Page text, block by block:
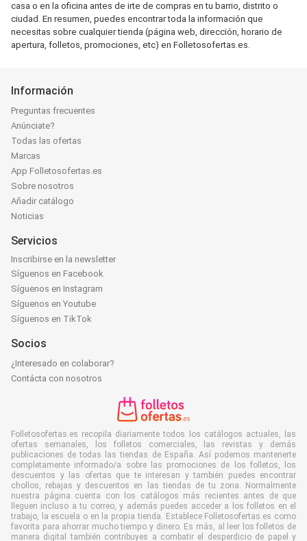
casa o en la oficina antes de irte de compras en tu barrio, distrito o
ciudad. En resumen, puedes encontrar toda la información que
necesitas sobre cualquier tienda (página web, dirección, horario de
apertura, folletos, promociones, etc) en Folletosofertas.es.
Información
Preguntas frecuentes
Anúnciate?
Todas las ofertas
Marcas
App Folletosofertas.es
Sobre nosotros
Añadir catálogo
Noticias
Servicios
Inscribirse en la newsletter
Síguenos en Facebook
Síguenos en Instagram
Síguenos en Youtube
Síguenos en TikTok
Socios
¿Interesado en colaborar?
Contácta con nosotros
Folletosofertas.es recopila diariamente todos los catálogos actuales, las
ofertas semanales, los folletos comerciales, las revistas y demás
publicaciones de todas las tiendas de España. Así podemos mantenerte
completamente informado/a sobre las promociones de los folletos, los
descuentos y las ofertas que te interesan y también puedes encontrar
chollos, rebajas y descuentos en las tiendas de tu zona. Normalmente
nuestra página cuenta con los catálogos más recientes antes de que
lleguen incluso a tu correo, y además puedes acceder a los folletos en el
trabajo, la escuela o en la propia tienda. Establece Folletosofertas.es como
favorita para ahorrar mucho tiempo y dinero. Es más, al leer los folletos de
manera digital también contribuyes a combatir el desperdicio de papel y